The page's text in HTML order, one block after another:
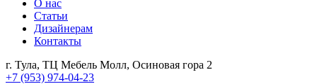
О нас
Статьи
Дизайнерам
Контакты
г. Тула, ТЦ Мебель Молл, Осиновая гора 2
+7 (953) 974-04-23